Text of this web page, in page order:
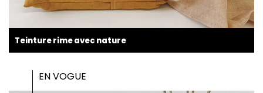
Teinture rime avec nature
EN VOGUE